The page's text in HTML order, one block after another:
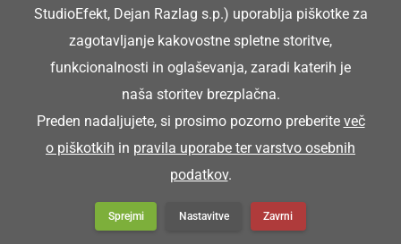
Milan Horvat že 50 let uspešno dela v
StudioEfekt, Dejan Razlag s.p.) uporablja piškotke za
zagotavljanje kakovostne spletne storitve,
funkcionalnosti in oglaševanja, zaradi katerih je
naša storitev brezplačna.
Preden nadaljujete, si prosimo pozorno preberite več
o piškotkih in pravila uporabe ter varstvo osebnih
podatkov.
Sprejmi Nastavitve Zavrni